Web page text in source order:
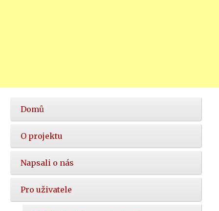
Hlavní
nabídka
Domů
O projektu
Napsali o nás
Pro uživatele